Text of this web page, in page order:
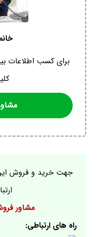
برای کسب اطلاعات
جهت خرید و فروش
مشاور
راه های ارتباطی: